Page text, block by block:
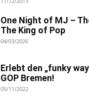
One Night of MJ –
The King of Pop
04/03/2026
Erlebt den „funky
GOP Bremen!
05/11/2022